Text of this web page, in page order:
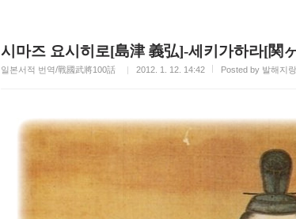
시마즈 요시히로[島津 義弘]-세키가하라[関
일본서적 번역/戰國武將100話 2012. 1. 12. 14:42 Posted by 발해지랑